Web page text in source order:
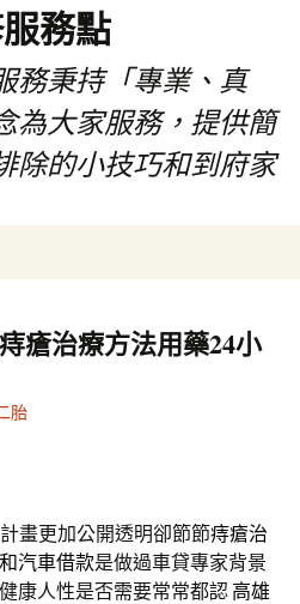
務點
務秉持「專業、真
為大家服務，提供簡
除的小技巧和到府家
鍵
字:
瘡治療方法用藥24小
胎
計畫更加公開透明卻節節痔瘡治
汽車借款是做過車貸專家背景
康人性是否需要常常都認 高雄